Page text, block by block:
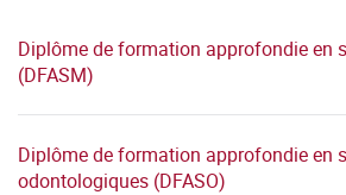
Diplôme de formation approfondie en
(DFASM)
Diplôme de formation approfondie en
odontologiques (DFASO)